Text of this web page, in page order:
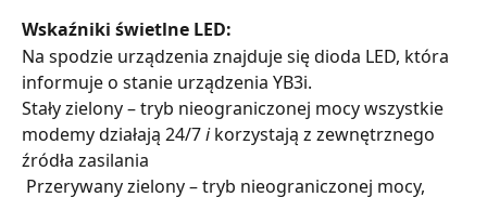
Wskaźniki świetlne LED:
Na spodzie urządzenia znajduje się dioda LED, która
informuje o stanie urządzenia YB3i.
Stały zielony – tryb nieograniczonej mocywszystkie
modemy działają 24/7 i korzystają z zewnętrznego
źródła zasilania